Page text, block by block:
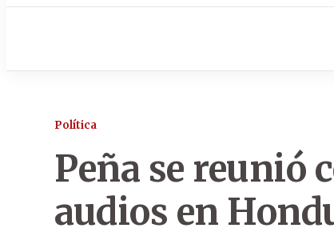
Política
Peña se reunió
audios en